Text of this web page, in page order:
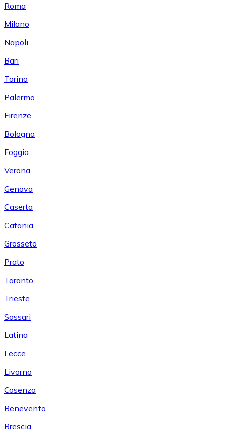
Roma
Milano
Napoli
Bari
Torino
Palermo
Firenze
Bologna
Foggia
Verona
Genova
Caserta
Catania
Grosseto
Prato
Taranto
Trieste
Sassari
Latina
Lecce
Livorno
Cosenza
Benevento
Brescia